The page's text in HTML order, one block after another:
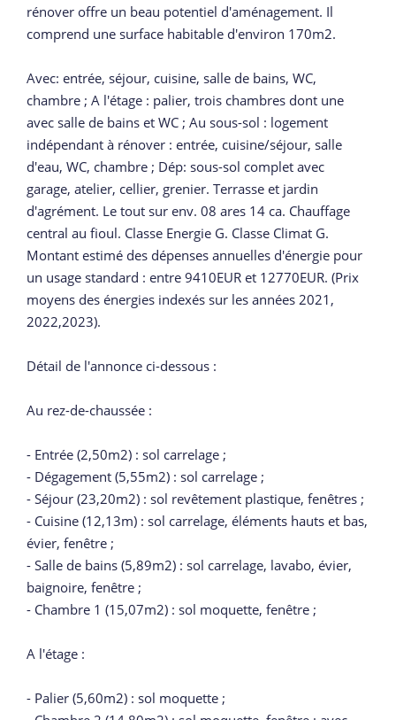
rénover offre un beau potentiel d'aménagement. Il
comprend une surface habitable d'environ 170m2.
Avec: entrée, séjour, cuisine, salle de bains, WC,
chambre ; A l'étage : palier, trois chambres dont une
avec salle de bains et WC ; Au sous-sol : logement
indépendant à rénover : entrée, cuisine/séjour, salle
d'eau, WC, chambre ; Dép: sous-sol complet avec
garage, atelier, cellier, grenier. Terrasse et jardin
d'agrément. Le tout sur env. 08 ares 14 ca. Chauffage
central au fioul. Classe Energie G. Classe Climat G.
Montant estimé des dépenses annuelles d'énergie pour
un usage standard : entre 9410EUR et 12770EUR. (Prix
moyens des énergies indexés sur les années 2021,
2022,2023).
Détail de l'annonce ci-dessous :
Au rez-de-chaussée :
- Entrée (2,50m2) : sol carrelage ;
- Dégagement (5,55m2) : sol carrelage ;
- Séjour (23,20m2) : sol revêtement plastique, fenêtres ;
- Cuisine (12,13m) : sol carrelage, éléments hauts et bas,
évier, fenêtre ;
- Salle de bains (5,89m2) : sol carrelage, lavabo, évier,
baignoire, fenêtre ;
- Chambre 1 (15,07m2) : sol moquette, fenêtre ;
A l'étage :
- Palier (5,60m2) : sol moquette ;